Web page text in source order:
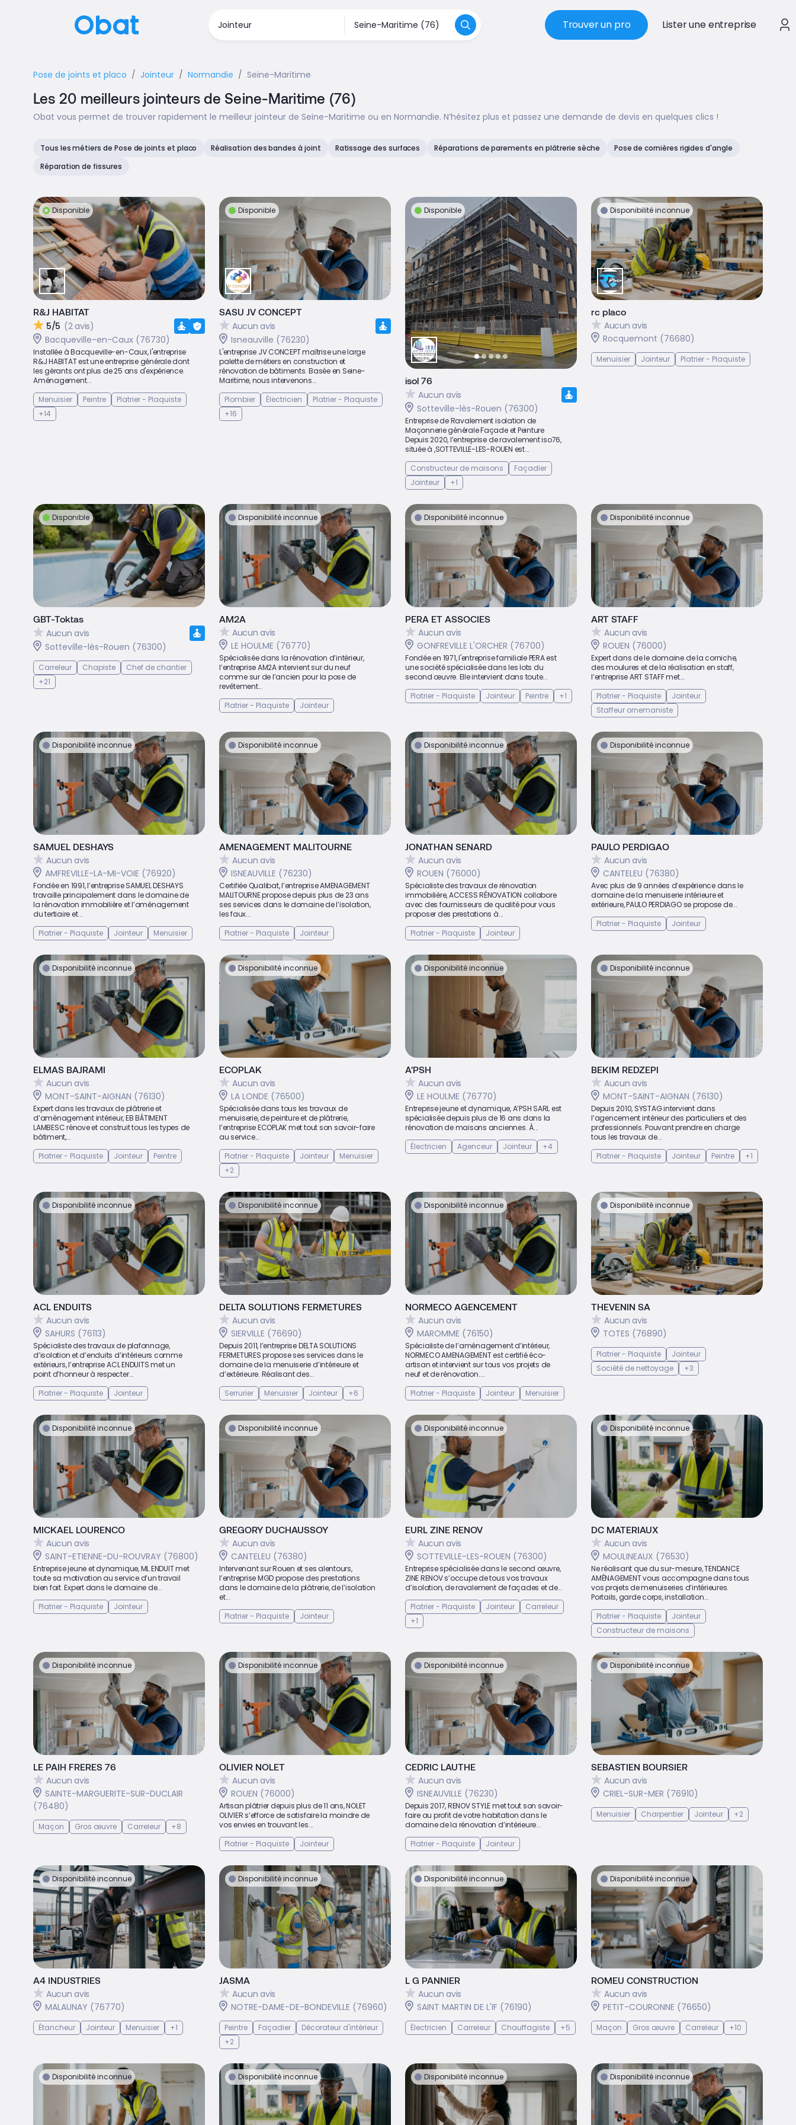
Trouver un pro Lister une entreprise
Pose de joints et placo Jointeur Normandie Seine-Maritime
Les 20 meilleurs jointeurs de Seine-Maritime (76)
Obat vous permet de trouver rapidement le meilleur jointeur de Seine-Maritime ou en Normandie. N’hésitez plus et passez une demande de devis en quelques clics !
Tous les métiers de Pose de joints et placo Réalisation des bandes à joint Ratissage des surfaces Réparations de parements en plâtrerie sèche
Pose de cornières rigides d'angle
Réparation de fissures
Disponible
R&J HABITAT
5/5 (2 avis)
Bacqueville-en-Caux (76730)
Installée à Bacqueville-en-Caux, l'entreprise
R&J HABITAT est une entreprise générale dont
les gérants ont plus de 25 ans d'expérience.
Aménagement...
Menuisier
Peintre
Platrier - Plaquiste
+14
Disponible
SASU JV CONCEPT
Aucun avis
Isneauville (76230)
L'entreprise JV CONCEPT maîtrise une large
palette de métiers en construction et
rénovation de bâtiments. Basée en Seine-
Maritime, nous intervenons...
Plombier
Électricien
Platrier - Plaquiste
+16
Disponible
isol 76
Aucun avis
Sotteville-lès-Rouen (76300)
Entreprise de Ravalement isolation de
Maçonnerie générale Façade et Peinture
Depuis 2020, l’entreprise de ravalement iso76,
située à ,SOTTEVILLE-LES-ROUEN est...
Constructeur de maisons
Façadier
Jointeur
+1
Disponibilité inconnue
rc placo
Aucun avis
Rocquemont (76680)
Menuisier Jointeur Platrier - Plaquiste
Disponible
GBT-Toktas
Aucun avis
Sotteville-lès-Rouen (76300)
Carreleur Chapiste
Chef de chantier
+21
Disponibilité inconnue
AM2A
Aucun avis
LE HOULME (76770)
Spécialisée dans la rénovation d’intérieur,
l’entreprise AM2A intervient sur du neuf
comme sur de l’ancien pour la pose de
revêtement...
Platrier - Plaquiste
Jointeur
Disponibilité inconnue
PERA ET ASSOCIES
Aucun avis
GONFREVILLE L'ORCHER (76700)
Fondée en 1971, l'entreprise familiale PERA est
une société spécialisée dans les lots du
second œuvre. Elle intervient dans toute...
Platrier - Plaquiste
Jointeur Peintre +1
Disponibilité inconnue
ART STAFF
Aucun avis
ROUEN (76000)
Expert dans de le domaine de la corniche,
des moulures et de la réalisation en staff,
l’entreprise ART STAFF met...
Platrier - Plaquiste
Jointeur
Staffeur ornemaniste
Disponibilité inconnue
SAMUEL DESHAYS
Aucun avis
AMFREVILLE-LA-MI-VOIE (76920)
Fondée en 1991, l’entreprise SAMUEL DESHAYS
travaille principalement dans le domaine de
la rénovation immobilière et l’aménagement
du tertiaire et...
Platrier - Plaquiste
Jointeur Menuisier
Disponibilité inconnue
AMENAGEMENT MALITOURNE
Aucun avis
ISNEAUVILLE (76230)
Certifiée Qualibat, l’entreprise AMENAGEMENT
MALITOURNE propose depuis plus de 23 ans
ses services dans le domaine de l’isolation,
les faux...
Platrier - Plaquiste
Jointeur
Disponibilité inconnue
JONATHAN SENARD
Aucun avis
ROUEN (76000)
Spécialiste des travaux de rénovation
immobilière, ACCESS RÉNOVATION collabore
avec des fournisseurs de qualité pour vous
proposer des prestations à...
Platrier - Plaquiste
Jointeur
Disponibilité inconnue
PAULO PERDIGAO
Aucun avis
CANTELEU (76380)
Avec plus de 9 années d’expérience dans le
domaine de la menuiserie intérieure et
extérieure, PAULO PERDIAGO se propose de...
Platrier - Plaquiste
Jointeur
Disponibilité inconnue
ELMAS BAJRAMI
Aucun avis
MONT-SAINT-AIGNAN (76130)
Expert dans les travaux de plâtrerie et
d’aménagement intérieur, EB BÂTIMENT
LAMBESC rénove et construit tous les types de
bâtiment,...
Platrier - Plaquiste
Jointeur Peintre
Disponibilité inconnue
ECOPLAK
Aucun avis
LA LONDE (76500)
Spécialisée dans tous les travaux de
menuiserie, de peinture et de plâtrerie,
l’entreprise ECOPLAK met tout son savoir-faire
au service...
Platrier - Plaquiste
Jointeur
Menuisier
+2
Disponibilité inconnue
A'PSH
Aucun avis
LE HOULME (76770)
Entreprise jeune et dynamique, A’PSH SARL est
spécialisée depuis plus de 16 ans dans la
rénovation de maisons anciennes. À...
Électricien
Agenceur Jointeur +4
Disponibilité inconnue
BEKIM REDZEPI
Aucun avis
MONT-SAINT-AIGNAN (76130)
Depuis 2010, SYSTAG intervient dans
l’agencement intérieur des particuliers et des
professionnels. Pouvant prendre en charge
tous les travaux de...
Platrier - Plaquiste
Jointeur Peintre +1
Disponibilité inconnue
ACL ENDUITS
Aucun avis
SAHURS (76113)
Spécialiste des travaux de plafonnage,
d’isolation et d’enduits d’intérieurs comme
extérieurs, l’entreprise ACL ENDUITS met un
point d’honneur à respecter...
Platrier - Plaquiste
Jointeur
Disponibilité inconnue
DELTA SOLUTIONS FERMETURES
Aucun avis
SIERVILLE (76690)
Depuis 2011, l’entreprise DELTA SOLUTIONS
FERMETURES propose ses services dans le
domaine de la menuiserie d’intérieure et
d’extérieure. Réalisant des...
Serrurier
Menuisier Jointeur +6
Disponibilité inconnue
NORMECO AGENCEMENT
Aucun avis
MAROMME (76150)
Spécialiste de l’aménagement d’intérieur,
NORMECO AMENAGEMENT est certifié éco-
artisan et intervient sur tous vos projets de
neuf et de rénovation....
Platrier - Plaquiste
Jointeur Menuisier
Disponibilité inconnue
THEVENIN SA
Aucun avis
TOTES (76890)
Platrier - Plaquiste
Jointeur
Société de nettoyage
+3
Disponibilité inconnue
MICKAEL LOURENCO
Aucun avis
SAINT-ETIENNE-DU-ROUVRAY (76800)
Entreprise jeune et dynamique, ML.ENDUIT met
toute sa motivation au service d’un travail
bien fait. Expert dans le domaine de...
Platrier - Plaquiste
Jointeur
Disponibilité inconnue
GREGORY DUCHAUSSOY
Aucun avis
CANTELEU (76380)
Intervenant sur Rouen et ses alentours,
l’entreprise MGD propose des prestations
dans le domaine de la plâtrerie, de l’isolation
et...
Platrier - Plaquiste
Jointeur
Disponibilité inconnue
EURL ZINE RENOV
Aucun avis
SOTTEVILLE-LES-ROUEN (76300)
Entreprise spécialisée dans le second œuvre,
ZINE RENOV s’occupe de tous vos travaux
d’isolation, de ravalement de façades et de...
Platrier - Plaquiste
Jointeur
Carreleur
+1
Disponibilité inconnue
DC MATERIAUX
Aucun avis
MOULINEAUX (76530)
Ne réalisant que du sur-mesure, TENDANCE
AMÉNAGEMENT vous accompagne dans tous
vos projets de menuiseries d’intérieures.
Portails, garde corps, installation...
Platrier - Plaquiste
Jointeur
Constructeur de maisons
Disponibilité inconnue
LE PAIH FRERES 76
Aucun avis
SAINTE-MARGUERITE-SUR-DUCLAIR
(76480)
Maçon Gros œuvre Carreleur +8
Disponibilité inconnue
OLIVIER NOLET
Aucun avis
ROUEN (76000)
Artisan plâtrier depuis plus de 11 ans, NOLET
OLIVIER s’efforce de satisfaire la moindre de
vos envies en trouvant les...
Platrier - Plaquiste
Jointeur
Disponibilité inconnue
CEDRIC LAUTHE
Aucun avis
ISNEAUVILLE (76230)
Depuis 2017, RENOV STYLE met tout son savoir-
faire au profit de votre habitation dans le
domaine de la rénovation d’intérieure...
Platrier - Plaquiste
Jointeur
Disponibilité inconnue
SEBASTIEN BOURSIER
Aucun avis
CRIEL-SUR-MER (76910)
Menuisier Charpentier Jointeur +2
Disponibilité inconnue
A4 INDUSTRIES
Aucun avis
MALAUNAY (76770)
Étancheur Jointeur Menuisier +1
Disponibilité inconnue
JASMA
Aucun avis
NOTRE-DAME-DE-BONDEVILLE (76960)
Peintre Façadier
Décorateur d'intérieur
+2
Disponibilité inconnue
L G PANNIER
Aucun avis
SAINT MARTIN DE L'IF (76190)
Électricien Carreleur Chauffagiste +5
Disponibilité inconnue
ROMEU CONSTRUCTION
Aucun avis
PETIT-COURONNE (76650)
Maçon Gros œuvre Carreleur +10
Disponibilité inconnue Disponibilité inconnue Disponibilité inconnue Disponibilité inconnue